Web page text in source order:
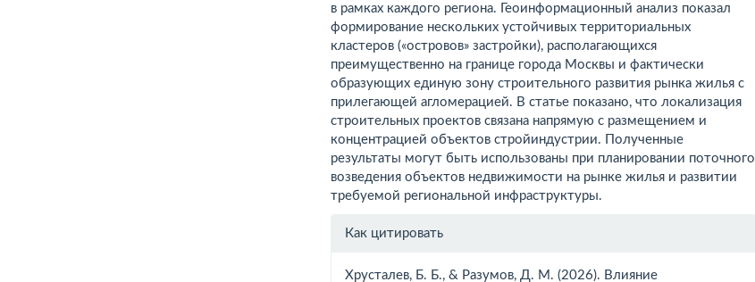
в рамках каждого региона. Геоинформационный анализ показал
формирование нескольких устойчивых территориальных
кластеров («островов» застройки), располагающихся
преимущественно на границе города Москвы и фактически
образующих единую зону строительного развития рынка жилья с
прилегающей агломерацией. В статье показано, что локализация
строительных проектов связана напрямую с размещением и
концентрацией объектов стройиндустрии. Полученные
результаты могут быть использованы при планировании поточного
возведения объектов недвижимости на рынке жилья и развитии
требуемой региональной инфраструктуры.
Информация
Как цитировать
Хрусталев, Б. Б., & Разумов, Д. М. (2026). Влияние